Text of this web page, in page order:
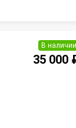
В наличии
35 000